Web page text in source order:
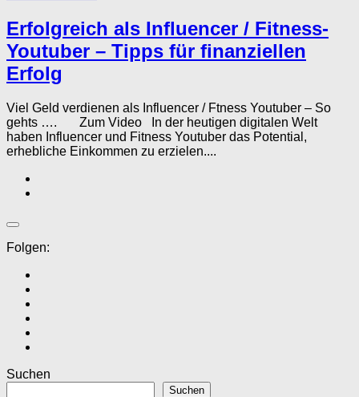
Erfolgreich als Influencer / Fitness-
Youtuber – Tipps für finanziellen
Erfolg
Viel Geld verdienen als Influencer / Ftness Youtuber – So
gehts …. Zum Video In der heutigen digitalen Welt
haben Influencer und Fitness Youtuber das Potential,
erhebliche Einkommen zu erzielen....
Folgen:
Suchen
Suchen